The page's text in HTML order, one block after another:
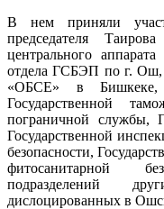
В нем приняли
председателя
центрального
отдела ГСБЭП по г. Ош,
«ОБСЕ» в Бишкеке,
Государственной
пограничной службы,
Государственной
безопасности,
фитосанитарной
подразделений
дислоцированных в